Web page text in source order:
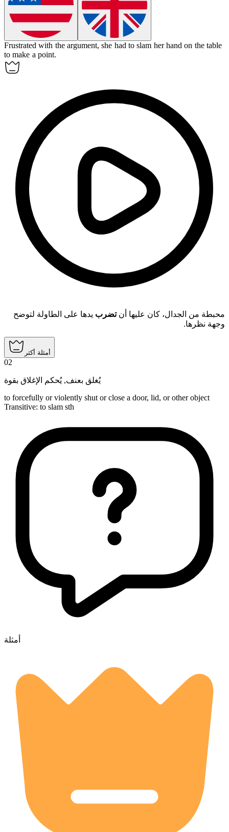
Frustrated with the argument, she had toslam her hand on the table
to make a point.
محبطة من الجدال، كان عليها أنتضرب يدها على الطاولة لتوضح
وجهة نظرها.
أمثلة أكثر
02
يُغلق بعنف,يُحكم الإغلاق بقوة
to forcefully or violently shut or close a door, lid, or other object
Transitive: to slam sth
أمثلة